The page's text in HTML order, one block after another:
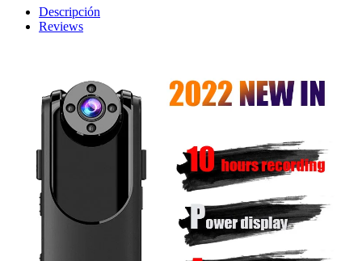
Descripción
Reviews